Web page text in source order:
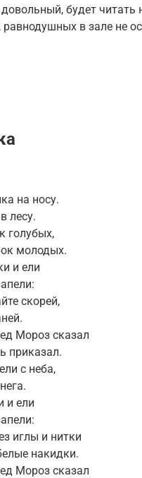
будет читать
в зале не
на носу.
лесу.
голубых,
молодых.
и ели
скорей,
Мороз сказал
приказал.
с неба,
и ели
иглы и нитки
накидки.
Мороз сказал